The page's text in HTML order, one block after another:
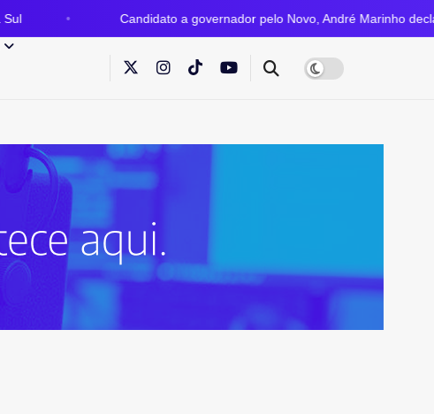
Candidato a governador pelo Novo, André Marinho declara R$